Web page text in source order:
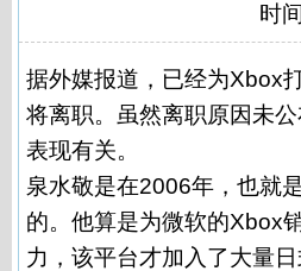
时
据外媒报道，已经为Xbox
将离职。虽然离职原因未
表现有关。
泉水敬是在2006年，也就
的。他算是为微软的Xbox
力，该平台才加入了大量